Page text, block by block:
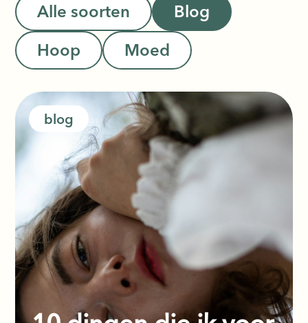
Alle soorten
Blog
Hoop
Moed
blog